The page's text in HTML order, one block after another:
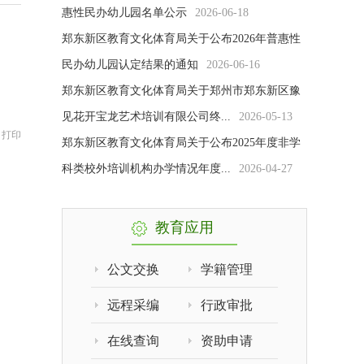
打印
惠性民办幼儿园名单公示 2026-06-18
郑东新区教育文化体育局关于公布2026年普惠性
民办幼儿园认定结果的通知 2026-06-16
郑东新区教育文化体育局关于郑州市郑东新区豫
见花开宝龙艺术培训有限公司终... 2026-05-13
郑东新区教育文化体育局关于公布2025年度非学
科类校外培训机构办学情况年度... 2026-04-27
教育应用
公文交换 学籍管理
远程采编 行政审批
在线查询 资助申请